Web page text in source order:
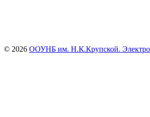
© 2026 ООУНБ им. Н.К.Крупской.